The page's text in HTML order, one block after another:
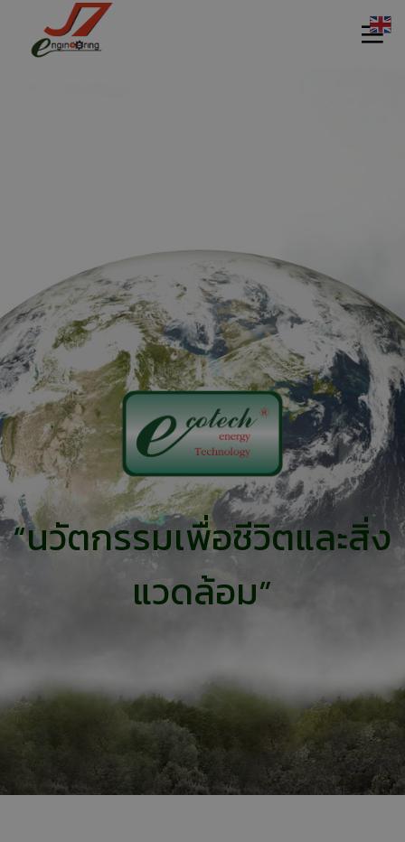
รอบรั้ว ข่าว
ดึกกับ
เทคโนโลยี
ประหยัด
พลังงาน
รักษ์โลกกับ
ฉลากเบอร์ 5
2017
HEAT PUMP
นวัตกรรม
รักษ์โลก
11กรกฎาคม
2017
อีโคเทคลุย
อาเซียน ชู
“เครื่องทำน้ำ
ร้อน”แบรนด์
ไทย
11
กรกฎาคม
2017
นวัตกรรม
เพื่อสิ่ง
แวดล้อมแพง
จริงหรือ
11
กรกฎาคม
2017
มาตรฐาน
EN255-3 คือ
อะไร
11กรกฎาคม
2017
COP ทั่วไป
ต่างจาก COP
FOR
TAPPING
11
กรกฎาคม
2017
คนไทยได้
ประโยชน์
อะไรกับ
โครงการ
23
พฤษภาคม
2017
“อีโคเทค” ขึ้น
แท่นผู้นำ
เครื่องทำน้ำ
ร้อนฮีทปั้ม
รับรอง
นวัตกรรม
23
ยินดีต้อนรับผู้
23
พฤษภาคม
2017
ทีมงานวารสาร
สัมภาษณ์ผู้
บริหาร J-7
ENGINEERING
23
ENERGY
WEEK 2017
“นวัตกรรมเพื่อชีวิตและสิ่ง
แวดล้อม”